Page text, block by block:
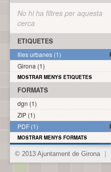
No hi ha filtres per aquesta
cerca
ETIQUETES
Illes urbanes (1)
Girona (1)
MOSTRAR MENYS ETIQUETES
FORMATS
dgn (1)
ZIP (1)
PDF (1)
MOSTRAR MENYS FORMATS
© 2013 Ajuntament de Girona